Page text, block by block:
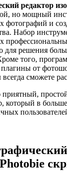
редактор
но мощный
фотографий и
Набор
для решения
того,
от
всегда сможете
приятный,
который в